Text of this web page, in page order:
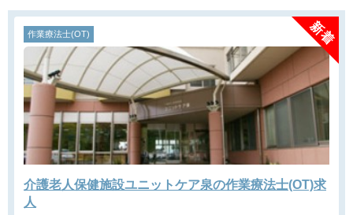
作業療法士(OT)
介護老人保健施設ユニットケア泉の作業療法士(OT)求
人